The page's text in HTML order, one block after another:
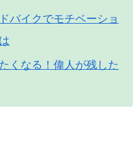
バイクでモチベーショ
くなる！偉人が残した